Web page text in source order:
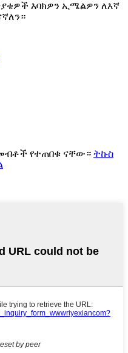
እባክዎን ኢሜልዎን ለእኛ
መብቶች የተጠበቁ ናቸው። ትኩስ